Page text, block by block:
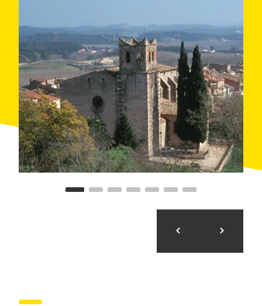
donde se puede disfrutar de un espacio natural
exuberante y único: los bosques de Les Guilleries, de
vegetación frondosa y grandes extensiones de
abetos, robles, hayas, castaños y encinos. Escondrijo
del temido bandolero Serrallonga, estos bosques
ofrecen un paisaje de leyenda, con capillas,
monasterios y castillos de difícil acceso, como el
castillo de Montsoriu.
Después de las sinuosas carreteras a Les Guilleries,
el regreso hacia el Maresme será un paseo sin forzar
las piernas.